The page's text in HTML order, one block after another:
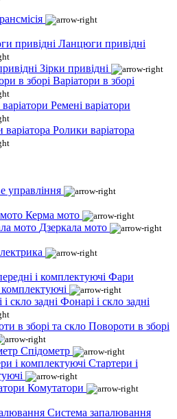
Ланцюги привідні
Зірки привідні
Варіатори в зборі
Ремені варіатори
Ролики варіатора
управління
Керма мото
Дзеркала мото
Фари
комплектуючі
Фонарі і скло задні
Повороти в зборі
Спідометр
Стартери і
Комутатори
Система запалювання